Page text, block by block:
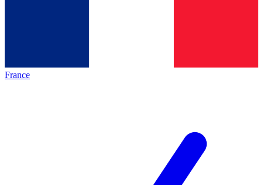
France